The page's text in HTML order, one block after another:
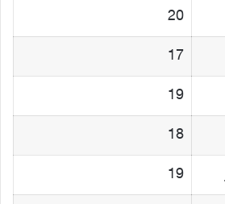
20
17
19
18
19